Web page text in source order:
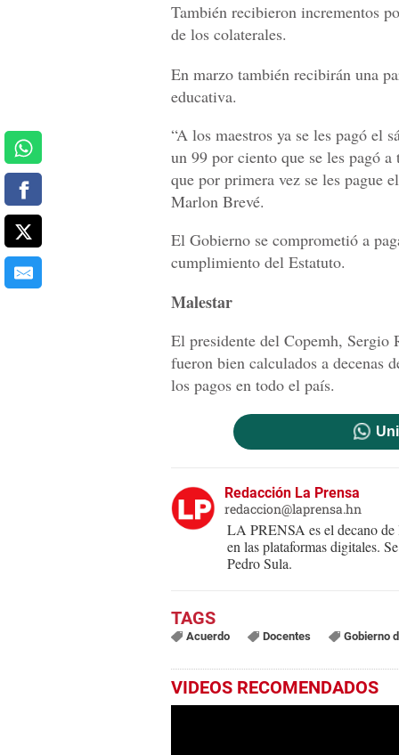
También recibieron incrementos
de los colaterales.
En marzo también recibirán una
educativa.
“A los maestros ya se les pagó el
un 99 por ciento que se les pagó
que por primera vez se les pague
Marlon Brevé.
El Gobierno se comprometió a
cumplimiento del Estatuto.
Malestar
El presidente del Copemh, Sergio
fueron bien calculados a decenas
los pagos en todo el país.
Redacción La Prensa
redaccion@laprensa.hn
LA PRENSA es el decano de
en las plataformas digitales.
Pedro Sula.
Acuerdo Docentes Gobierno
VIDEOS RECOMENDADOS